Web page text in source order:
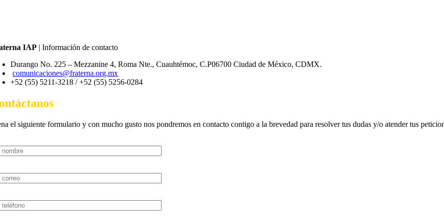
IAP | Información de contacto
Durango No. 225 – Mezzanine 4, Roma Nte., Cuauhtémoc, C.P06700 Ciudad de México, CDMX.
comunicaciones@fraterna.org.mx
+52 (55) 5211-3218 /+52 (55) 5256-0284
el siguiente formulario y con mucho gusto nos pondremos en contacto contigo a la brevedad para resolver tus dudas y/o atender tus